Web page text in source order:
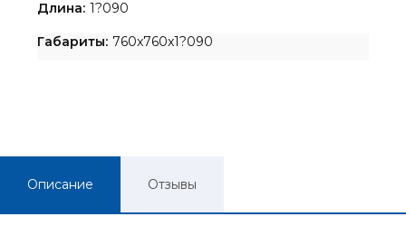
Длина: 1?090
Габариты: 760x760x1?090
Описание Отзывы